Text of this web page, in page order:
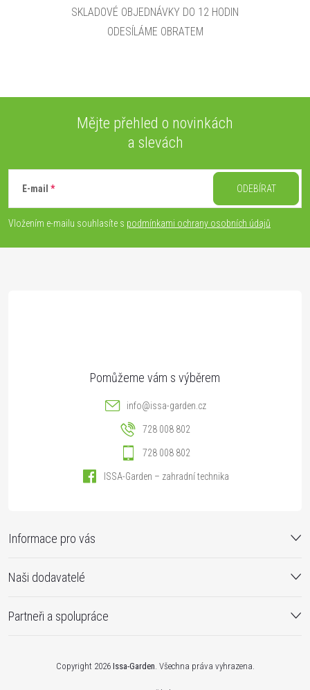
SKLADOVÉ OBJEDNÁVKY DO 12 HODIN
ODESÍLÁME OBRATEM
p
Mějte přehled o novinkách
a slevách
E-mail
Vložením e-mailu souhlasíte s podmínkami ochrany osobních údajů
ODEBÍRAT
Informace pro vás
info@issa-garden.cz
728 008 802
728 008 802
ISSA-Garden – zahradní technika
Naši dodavatelé
Partneři a spolupráce
Copyright 2026 Issa-Garden . Všechna práva vyhrazena.